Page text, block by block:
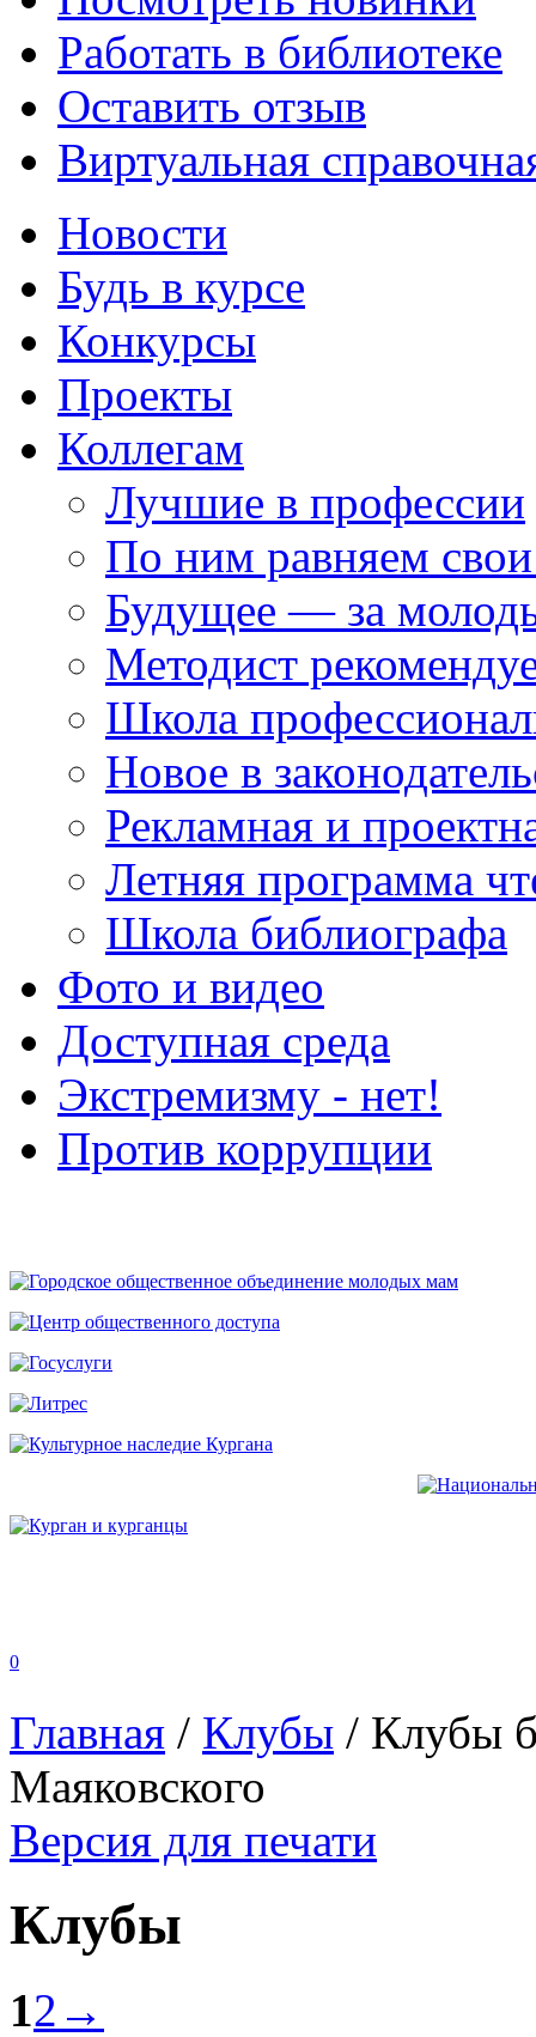
Работать в библиотеке
Оставить отзыв
Виртуальная
Новости
Будь в курсе
Конкурсы
Проекты
Коллегам
Лучшие в профессии
По ним равняем
Будущее — за
Методист
Школа
Новое в
Рекламная и
Летняя программа
Школа библиографа
Фото и видео
Доступная среда
Экстремизму - нет!
Против коррупции
0
Главная / Клубы / Клубы
Маяковского
Версия для печати
Клубы
12 →